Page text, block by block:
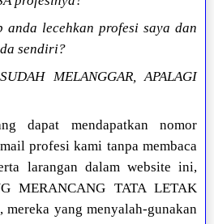
anda lecehkan profesi saya dan
sendiri?
MELANGGAR, APALAGI
dapat mendapatkan nomor
profesi kami tanpa membaca
larangan dalam website ini,
MERANCANG TATA LETAK
yang menyalah-gunakan